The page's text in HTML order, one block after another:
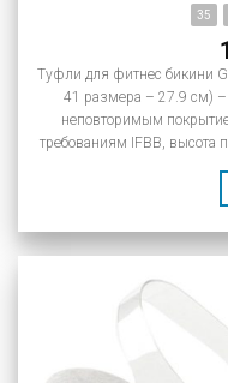
35
Туфли для фитнес бикини
41 размера – 27.9 см)
неповторимым
требованиям IFBB, высота